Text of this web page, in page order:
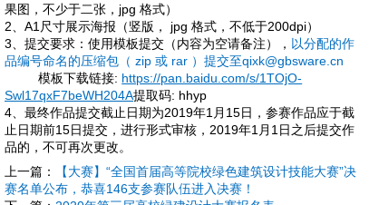
果图，不少于二张， jpg 格式）
2、A1尺寸展示海报（竖版， jpg 格式，不低于200dpi）
3、提交要求：使用模板提交（内容为空请备注）， 以分配的作
品编号命名的压缩包（ zip 或 rar ）提交至qixk@gbsware.cn
模板下载链接: https://pan.baidu.com/s/1TOjO-
Swl17qxF7beWH204A提取码: hhyp
4、 最终作品提交截止日期为2019年1月15日， 参赛作品应于截
止日期前15日提交，进行形式审核，2019年1月1日之后提交作
品的，不可再次更改。
上一篇：
【大赛】“全国首届高等院校绿色建筑设计技能大赛”决
赛名单公布，恭喜146支参赛队伍进入决赛！